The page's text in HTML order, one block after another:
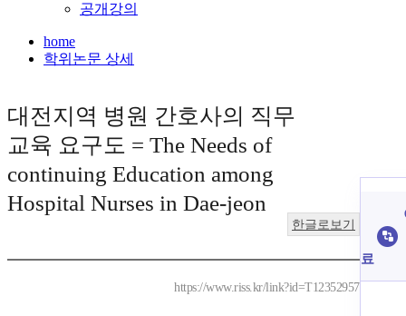
공개강의
home
학위논문 상세
대전지역 병원 간호사의 직무
교육 요구도 = The Needs of
continuing Education among
Hospital Nurses in Dae-jeon
한글로보기
https://www.riss.kr/link?id=T12352957
료